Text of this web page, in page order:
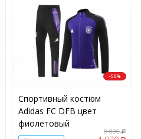
(10)
-50%
Спортивный костюм
Adidas FC DFB цвет
фиолетовый
9 890₽